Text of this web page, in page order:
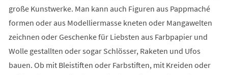
große Kunstwerke. Man kann auch Figuren aus Pappmaché
formen oder aus Modelliermasse kneten oder Mangawelten
zeichnen oder Geschenke für Liebsten aus Farbpapier und
Wolle gestallten oder sogar Schlösser, Raketen und Ufos
bauen. Ob mit Bleistiften oder Farbstiften, mit Kreiden oder